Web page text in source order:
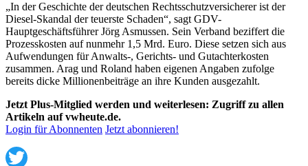
„In der Geschichte der deutschen Rechtsschutzversicherer ist der
Diesel-Skandal der teuerste Schaden“, sagt GDV-
Hauptgeschäftsführer Jörg Asmussen. Sein Verband beziffert die
Prozesskosten auf nunmehr 1,5 Mrd. Euro. Diese setzen sich aus
Aufwendungen für Anwalts-, Gerichts- und Gutachterkosten
zusammen. Arag und Roland haben eigenen Angaben zufolge
bereits dicke Millionenbeiträge an ihre Kunden ausgezahlt.
Jetzt Plus-Mitglied werden und weiterlesen: Zugriff zu allen
Artikeln auf vwheute.de.
Login für Abonnenten Jetzt abonnieren!